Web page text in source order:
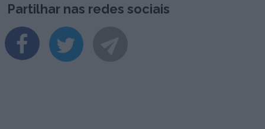
Partilhar nas redes sociais